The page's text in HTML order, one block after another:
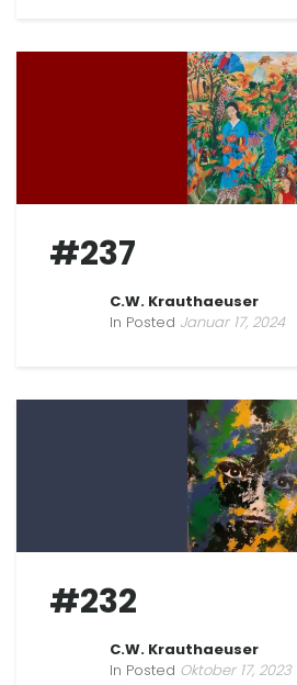
#237
C.W. Krauthaeuser
In Posted Januar 17, 2024
#232
C.W. Krauthaeuser
In Posted Oktober 17, 2023